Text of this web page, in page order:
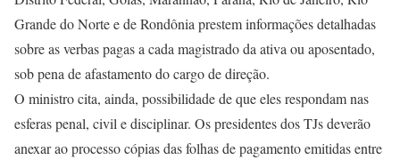
Grande do Norte e de Rondônia prestem informações detalhadas
sobre as verbas pagas a cada magistrado da ativa ou aposentado,
sob pena de afastamento do cargo de direção.
O ministro cita, ainda, possibilidade de que eles respondam nas
esferas penal, civil e disciplinar. Os presidentes dos TJs deverão
anexar ao processo cópias das folhas de pagamento emitidas entre